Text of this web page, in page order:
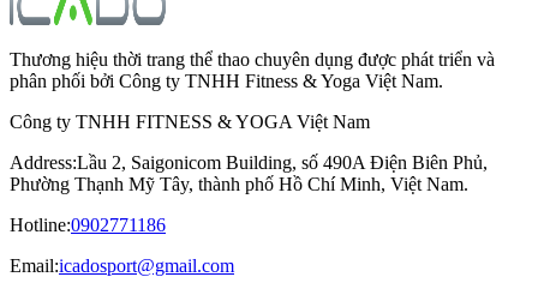
Thương hiệu thời trang thể thao chuyên dụng được phát triển và
phân phối bởi Công ty TNHH Fitness & Yoga Việt Nam.
Công ty TNHH FITNESS & YOGA Việt Nam
Address:Lầu 2, Saigonicom Building, số 490A Điện Biên Phủ,
Phường Thạnh Mỹ Tây, thành phố Hồ Chí Minh, Việt Nam.
Hotline:0902771186
Email:icadosport@gmail.com